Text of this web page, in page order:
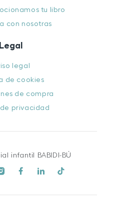
tu libro
con nosotras
Legal
legal
de cookies
de compra
privacidad
infantil BABIDI-BÚ